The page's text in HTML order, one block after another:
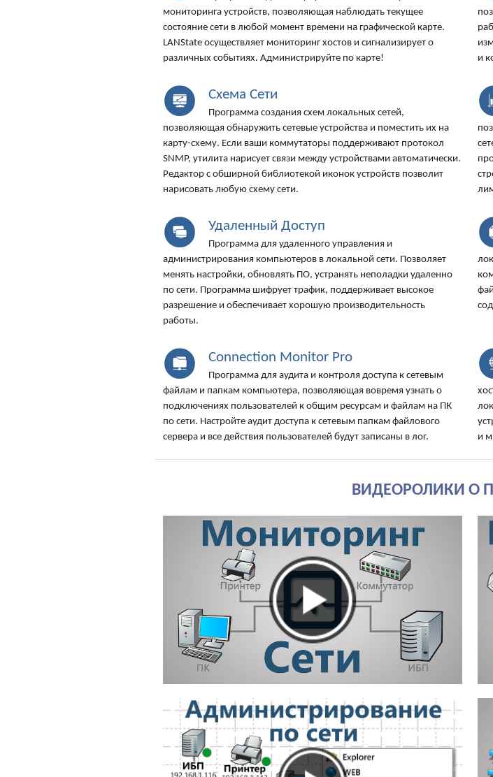
мониторинга устройств, позволяющая наблюдать текущее
состояние сети в любой момент времени на графической карте.
LANState осуществляет мониторинг хостов и сигнализирует о
различных событиях. Администрируйте по карте!
и
Схема Сети
Программа создания схем локальных сетей,
позволяющая обнаружить сетевые устройства и поместить их на
карту-схему. Если ваши коммутаторы поддерживают протокол
SNMP, утилита нарисует связи между устройствами автоматически.
Редактор с обширной библиотекой иконок устройств позволит
нарисовать любую схему сети.
Удаленный Доступ
Программа для удаленного управления и
администрирования компьютеров в локальной сети. Позволяет
менять настройки, обновлять ПО, устранять неполадки удаленно
по сети. Программа шифрует трафик, поддерживает высокое
разрешение и обеспечивает хорошую производительность
работы.
Connection Monitor Pro
Программа для аудита и контроля доступа к сетевым
файлам и папкам компьютера, позволяющая вовремя узнать о
подключениях пользователей к общим ресурсам и файлам на ПК
по сети. Настройте аудит доступа к сетевым папкам файлового
сервера и все действия пользователей будут записаны в лог.
и
ВИДЕОРОЛИКИ О